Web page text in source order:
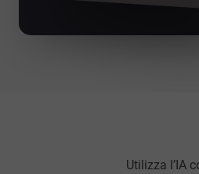
Utilizza l’IA